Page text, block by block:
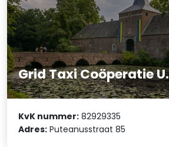
Grid Taxi Coöperatie
KvK nummer: 82929335
Adres: Puteanusstraat 85